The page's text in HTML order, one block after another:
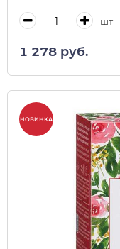
шт
1 278 руб.
НОВИНКА